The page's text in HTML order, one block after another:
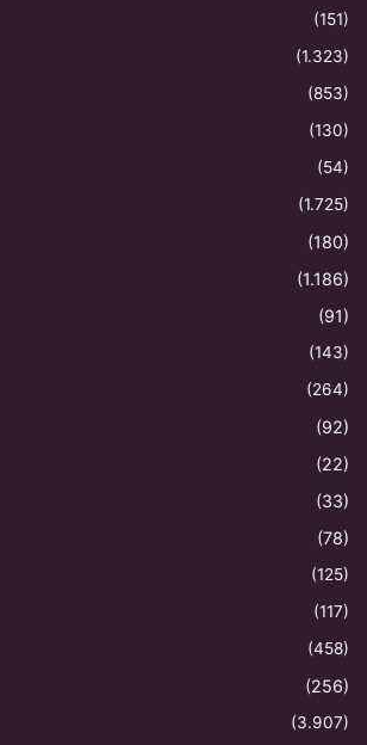
(151)
(1.323)
(853)
(130)
(54)
(1.725)
(180)
(1.186)
(91)
(143)
(264)
(92)
(22)
(33)
(78)
(125)
(117)
(458)
(256)
(3.907)